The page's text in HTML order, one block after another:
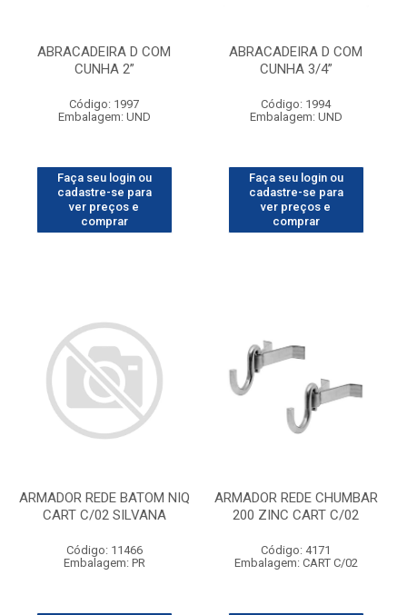
ABRACADEIRA D COM
CUNHA 2”
Código: 1997
Embalagem: UND
Faça seu login ou
cadastre-se para
ver preços e
comprar
ABRACADEIRA D COM
CUNHA 3/4”
Código: 1994
Embalagem: UND
Faça seu login ou
cadastre-se para
ver preços e
comprar
ARMADOR REDE BATOM NIQ
CART C/02 SILVANA
Código: 11466
Embalagem: PR
ARMADOR REDE CHUMBAR
200 ZINC CART C/02
Código: 4171
Embalagem: CART C/02